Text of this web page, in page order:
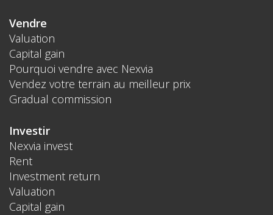
Vendre
Valuation
Capital gain
Pourquoi vendre avec Nexvia
Vendez votre terrain au meilleur prix
Gradual commission
Investir
Nexvia invest
Rent
Investment return
Valuation
Capital gain